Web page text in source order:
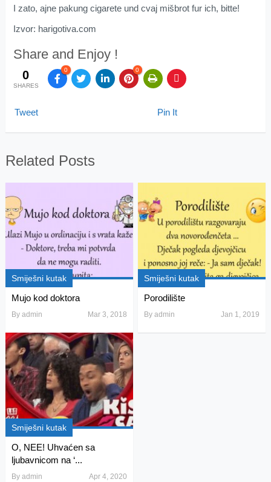
I zato, ajne pakung cigarete und cvaj mišbrot fur ich, bitte!
Izvor: harigotiva.com
Share and Enjoy !
0
SHARES
0 0
Tweet Pin It
Related Posts
Smiješni kutak
Mujo kod doktora
By admin Mar 3, 2018
Smiješni kutak
Porodilište
Byadmin Jan 1, 2019
Smiješni kutak
O, NEE! Uhvaćen sa
ljubavnicom na ‘...
By admin Apr 4, 2020